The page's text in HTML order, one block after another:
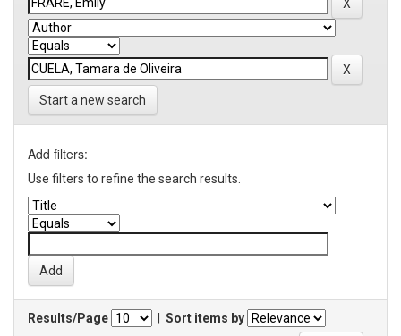
Start a new search
Add filters:
Use filters to refine the search results.
Results/Page
Sort items by